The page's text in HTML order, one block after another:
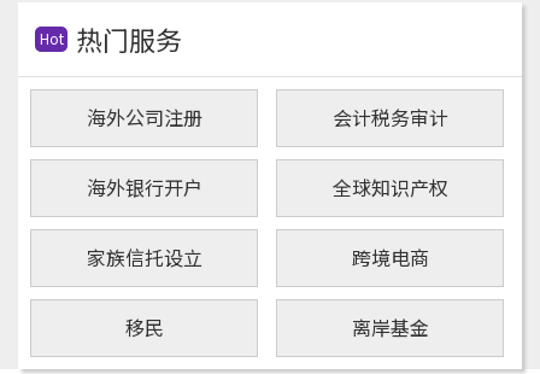
Hot 热门服务
海外公司注册 会计税务审计
海外银行开户 全球知识产权
家族信托设立 跨境电商
移民 离岸基金